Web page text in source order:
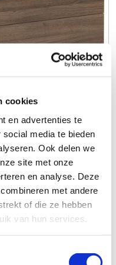
cookies
en advertenties te
media te bieden
Ook delen we
site met onze
en analyse. Deze
met andere
of die ze hebben
van hun services.